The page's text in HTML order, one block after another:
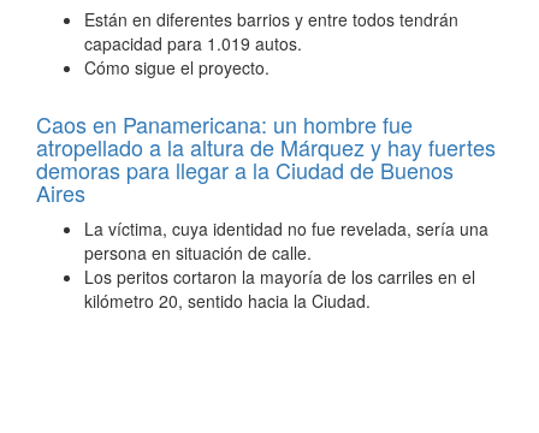
Están en diferentes barrios y entre todos tendrán
capacidad para 1.019 autos.
Cómo sigue el proyecto.
Caos en Panamericana: un hombre fue
atropellado a la altura de Márquez y hay fuertes
demoras para llegar a la Ciudad de Buenos
Aires
La víctima, cuya identidad no fue revelada, sería una
persona en situación de calle.
Los peritos cortaron la mayoría de los carriles en el
kilómetro 20, sentido hacia la Ciudad.